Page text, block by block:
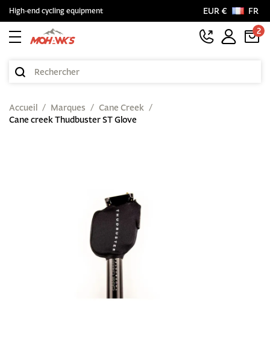
High-end cycling equipment EUR €
FR
2
Accueil Marques
Cane Creek
Cane creek Thudbuster ST Glove